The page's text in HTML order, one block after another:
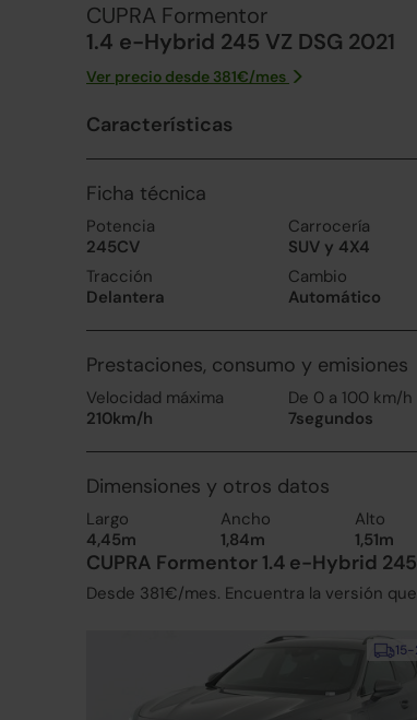
CUPRA Formentor
1.4 e-Hybrid 245 VZ DSG 2021
Ver precio desde 381€/mes
Características
Ficha técnica
Potencia
245CV
Carrocería
SUV y 4X4
Tracción
Delantera
Cambio
Automático
Prestaciones, consumo y emisiones
Velocidad máxima
210km/h
De 0 a 100 km/h
7segundos
Dimensiones y otros datos
Largo
4,45m
Ancho
1,84m
Alto
1,51m
CUPRA Formentor 1.4 e-Hybrid
Desde 381€/mes. Encuentra la versión